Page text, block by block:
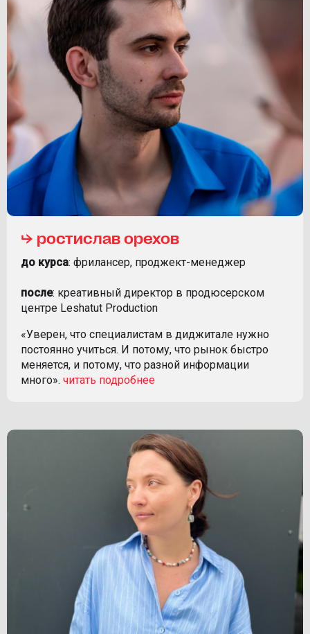
⮡ ростислав орехов
до курса: фрилансер, проджект-менеджер
после: креативный директор в продюсерском
центре Leshatut Production
«Уверен, что специалистам в диджитале нужно
постоянно учиться. И потому, что рынок быстро
меняется, и потому, что разной информации
много».